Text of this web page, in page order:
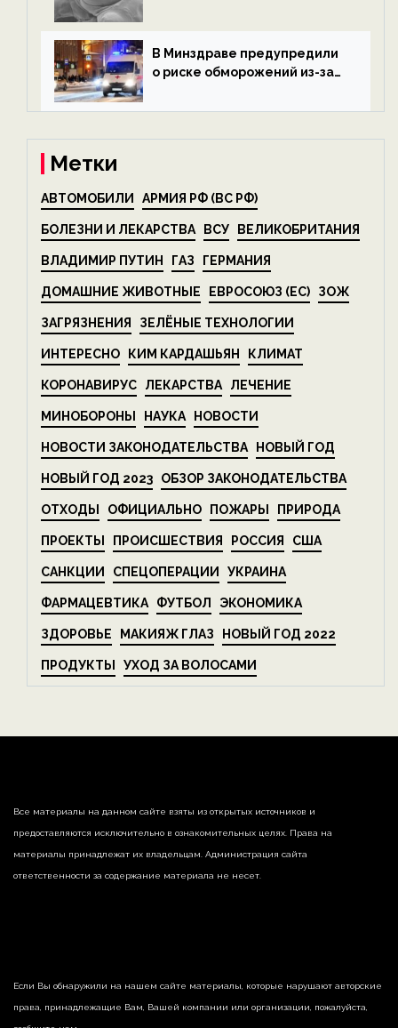
экологии на ECOportal
В Минздраве предупредили
о риске обморожений из-за
на ECOportal
Метки
АВТОМОБИЛИ АРМИЯ РФ (ВС РФ)
БОЛЕЗНИ И ЛЕКАРСТВА ВСУ ВЕЛИКОБРИТАНИЯ
ВЛАДИМИР ПУТИН ГАЗ ГЕРМАНИЯ
ДОМАШНИЕ ЖИВОТНЫЕ ЕВРОСОЮЗ (ЕС) ЗОЖ
ЗАГРЯЗНЕНИЯ ЗЕЛЁНЫЕ ТЕХНОЛОГИИ
ИНТЕРЕСНО КИМ КАРДАШЬЯН КЛИМАТ
КОРОНАВИРУС ЛЕКАРСТВА ЛЕЧЕНИЕ
МИНОБОРОНЫ НАУКА НОВОСТИ
НОВОСТИ ЗАКОНОДАТЕЛЬСТВА НОВЫЙ ГОД
НОВЫЙ ГОД 2023 ОБЗОР ЗАКОНОДАТЕЛЬСТВА
ОТХОДЫ ОФИЦИАЛЬНО ПОЖАРЫ ПРИРОДА
ПРОЕКТЫ ПРОИСШЕСТВИЯ РОССИЯ США
САНКЦИИ СПЕЦОПЕРАЦИИ УКРАИНА
ФАРМАЦЕВТИКА ФУТБОЛ ЭКОНОМИКА
ЗДОРОВЬЕ МАКИЯЖ ГЛАЗ НОВЫЙ ГОД 2022
ПРОДУКТЫ УХОД ЗА ВОЛОСАМИ
Все материалы на данном сайте взяты из открытых источников и
предоставляются исключительно в ознакомительных целях. Права на
материалы принадлежат их владельцам. Администрация сайта
ответственности за содержание материала не несет.
Если Вы обнаружили на нашем сайте материалы, которые нарушают авторские
права, принадлежащие Вам, Вашей компании или организации, пожалуйста,